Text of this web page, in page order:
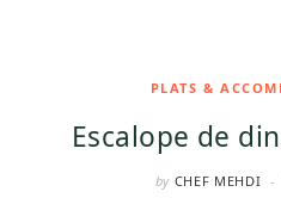
PLATS &
Escalope de
by CHEF MEHDI